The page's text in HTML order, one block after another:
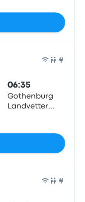
06:35
Gothenburg
Landvetter